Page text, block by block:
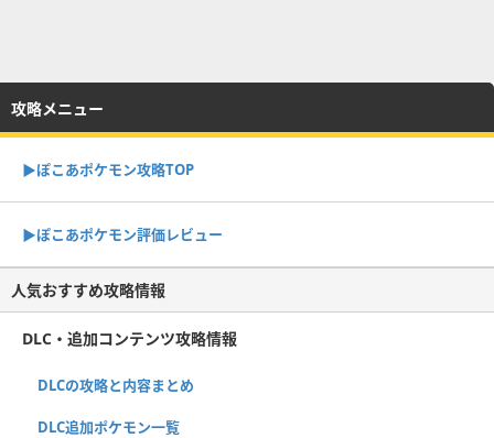
攻略メニュー
▶︎ぽこあポケモン攻略TOP
▶︎ぽこあポケモン評価レビュー
人気おすすめ攻略情報
DLC・追加コンテンツ攻略情報
DLCの攻略と内容まとめ
DLC追加ポケモン一覧